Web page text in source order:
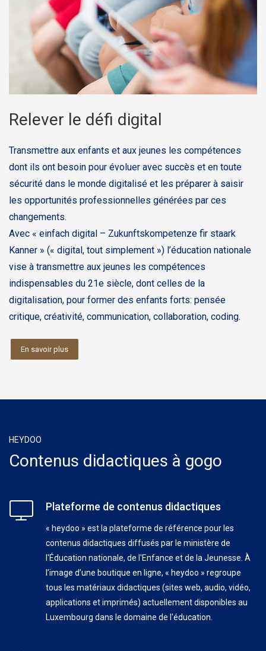
Relever le défi digital
Transmettre aux enfants et aux jeunes les compétences
dont ils ont besoin pour évoluer avec succès et en toute
sécurité dans le monde digitalisé et les préparer à saisir
les opportunités professionnelles générées par ces
changements.
Avec « einfach digital – Zukunftskompetenze fir staark
Kanner » (« digital, tout simplement ») l’éducation nationale
vise à transmettre aux jeunes les compétences
indispensables du 21e siècle, dont celles de la
digitalisation, pour former des enfants forts: pensée
critique, créativité, communication, collaboration, coding.
En savoir plus
HEYDOO
Contenus didactiques à gogo
Plateforme de contenus didactiques
« heydoo » est la plateforme de référence pour les
contenus didactiques diffusés par le ministère de
l'Éducation nationale, de l'Enfance et de la Jeunesse. À
l’image d’une boutique en ligne, « heydoo » regroupe
tous les matériaux didactiques (sites web, audio, vidéo,
applications et imprimés) actuellement disponibles au
Luxembourg dans le domaine de l'éducation.